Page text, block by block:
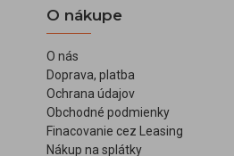
O nákupe
O nás
Doprava, platba
Ochrana údajov
Obchodné podmienky
Finacovanie cez Leasing
Nákup na splátky